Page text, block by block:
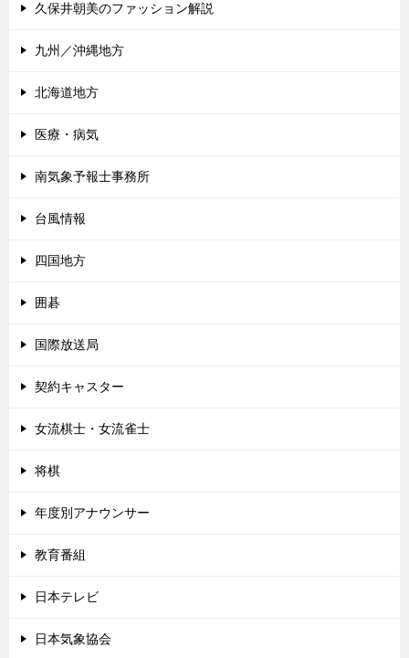
久保井朝美のファッション解説
九州／沖縄地方
北海道地方
医療・病気
南気象予報士事務所
台風情報
四国地方
囲碁
国際放送局
契約キャスター
女流棋士・女流雀士
将棋
年度別アナウンサー
教育番組
日本テレビ
日本気象協会